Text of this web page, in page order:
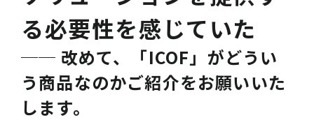
る必要性を感じていた
── 改めて、「ICOF」がどうい
う商品なのかご紹介をお願いいた
します。